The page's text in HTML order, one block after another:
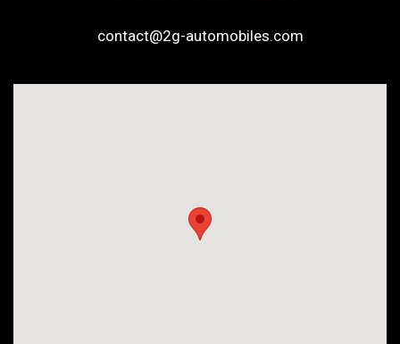
contact@2g-automobiles.com